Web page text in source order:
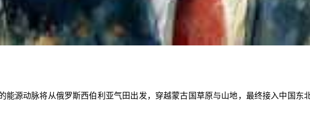
能源动脉将从俄罗斯西伯利亚气田出发，穿越蒙古国草原与山地，最终接入中国